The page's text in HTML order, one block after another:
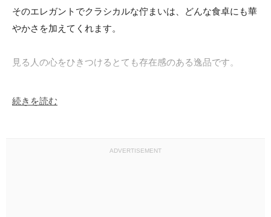
そのエレガントでクラシカルな佇まいは、どんな食卓にも華
やかさを加えてくれます。
見る人の心をひきつけるとても存在感のある逸品です。
スープを美しく盛り付けて食卓に並べたり、フラワーベース
多様な使い方を通じて、日常のテーブルコーディネートを一
続きを読む
ADVERTISEMENT